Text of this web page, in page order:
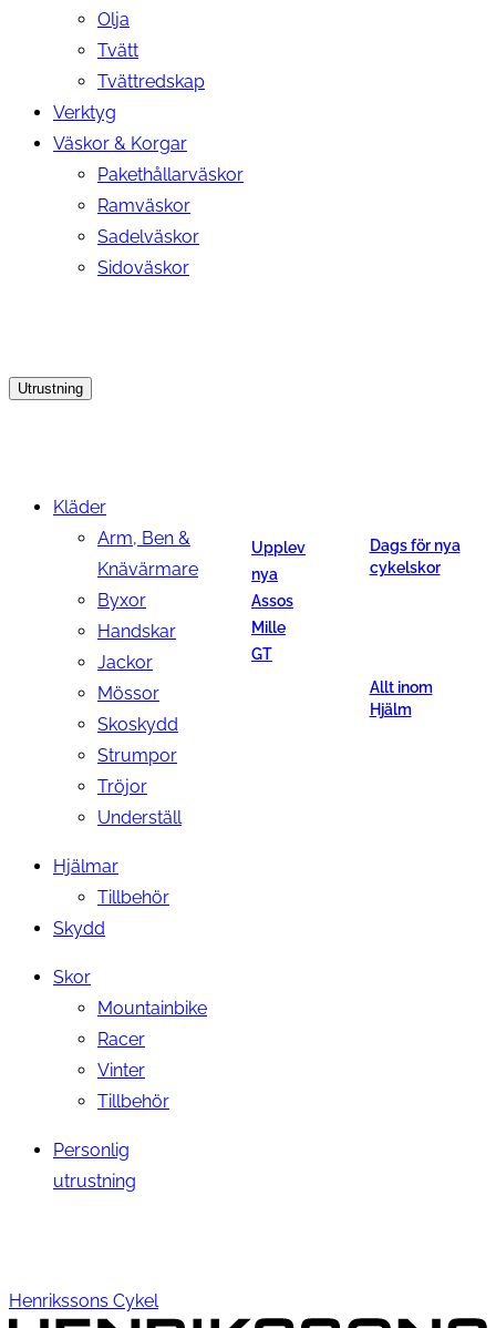
Olja
Tvätt
Tvättredskap
Verktyg
Väskor & Korgar
Pakethållarväskor
Ramväskor
Sadelväskor
Sidoväskor
Utrustning
Kläder
Arm, Ben &
Knävärmare
Byxor
Handskar
Jackor
Mössor
Skoskydd
Strumpor
Tröjor
Underställ
Hjälmar
Tillbehör
Skydd
Skor
Mountainbike
Racer
Vinter
Tillbehör
Personlig
utrustning
Upplev
nya
Assos
Mille
GT
Dags för nya
cykelskor
Allt inom
Hjälm
Henrikssons Cykel